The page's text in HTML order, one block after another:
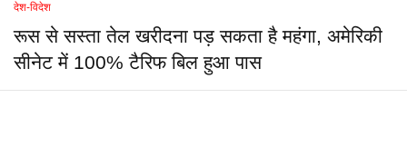
देश-विदेश
रूस से सस्ता तेल खरीदना पड़ सकता है महंगा, अमेरिकी
सीनेट में 100% टैरिफ बिल हुआ पास